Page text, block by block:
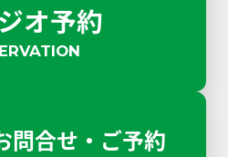
オ予約
問合せ・ご予約